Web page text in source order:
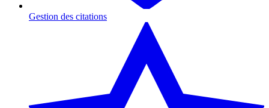
Gestion des citations